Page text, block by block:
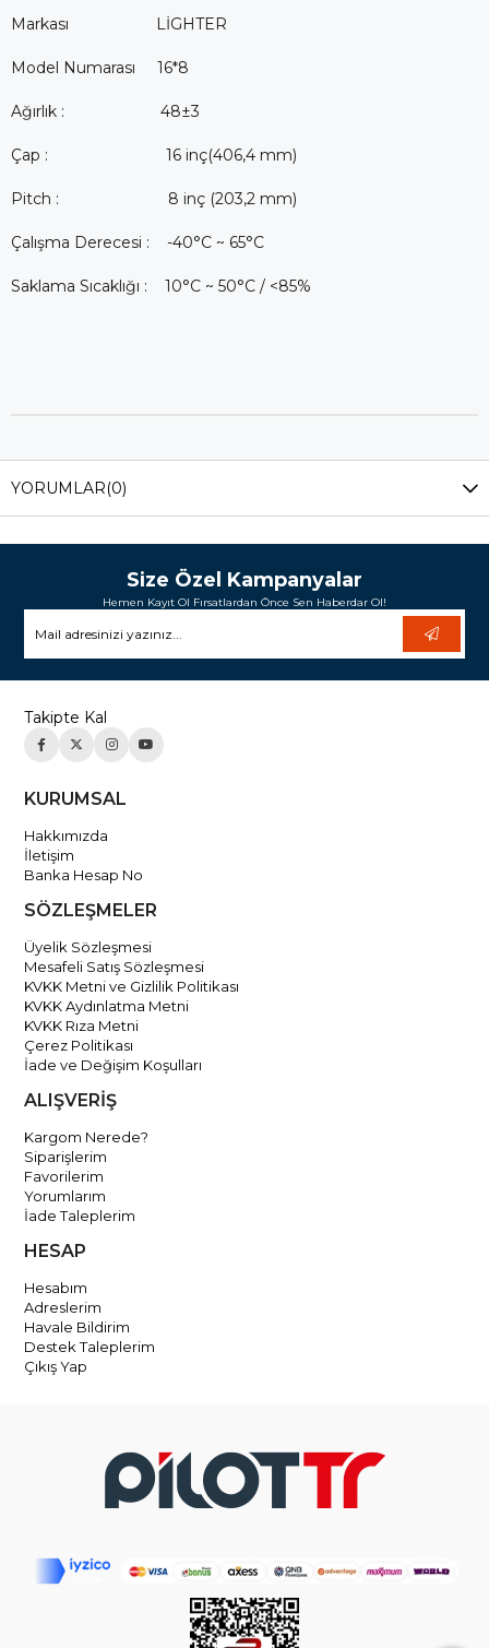
Markası LİGHTER
Model Numarası 16*8
Ağırlık : 48±3
Çap : 16 inç(406,4 mm)
Pitch : 8 inç (203,2 mm)
Çalışma Derecesi : -40°C ~ 65°C
Saklama Sıcaklığı : 10°C ~ 50°C / <85%
YORUMLAR(0)
Size Özel Kampanyalar
Hemen Kayıt Ol Fırsatlardan Önce Sen Haberdar Ol!
Takipte Kal
KURUMSAL
Hakkımızda
İletişim
Banka Hesap No
SÖZLEŞMELER
Üyelik Sözleşmesi
Mesafeli Satış Sözleşmesi
KVKK Metni ve Gizlilik Politikası
KVKK Aydınlatma Metni
KVKK Rıza Metni
Çerez Politikası
İade ve Değişim Koşulları
ALIŞVERİŞ
Kargom Nerede?
Siparişlerim
Favorilerim
Yorumlarım
İade Taleplerim
HESAP
Hesabım
Adreslerim
Havale Bildirim
Destek Taleplerim
Çıkış Yap